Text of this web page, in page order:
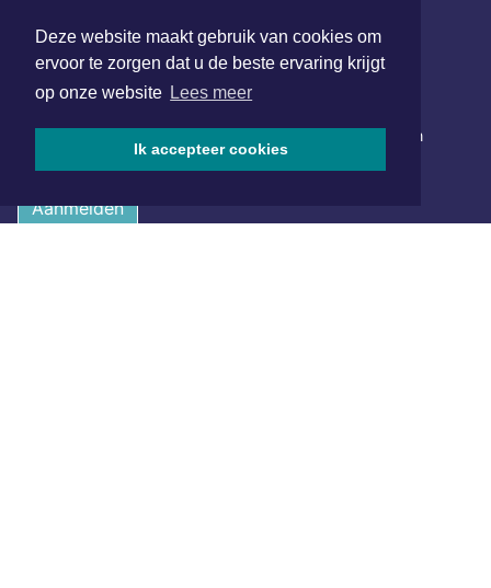
Deze website maakt gebruik van cookies om
ervoor te zorgen dat u de beste ervaring krijgt
op onze website Lees meer
Ik accepteer cookies
NIEUWSBRIEF AANMELDEN
Schrijf je in voor onze nieuwsbrief en krijg wekelijks een
samenvatting van alle gebeurtenissen uit jouw regio.
Aanmelden